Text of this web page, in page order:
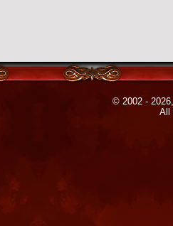
© 2002 -
All